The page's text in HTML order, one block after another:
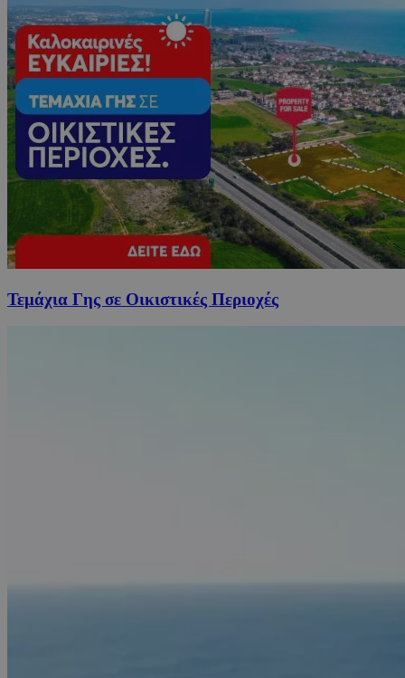
Τεμάχια Γης σε Οικιστικές Περιοχές